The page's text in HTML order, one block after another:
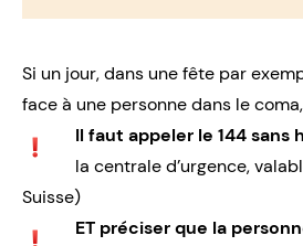
Si un jour, dans une fête par
face à une personne dans le
Il faut appeler le 144 sans
la centrale d’urgence,
Suisse)
ET préciser que la